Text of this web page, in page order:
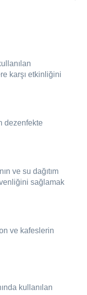
karşı etkinliğini
dezenfekte
ve su dağıtım
sağlamak
ve kafeslerin
kullanılan